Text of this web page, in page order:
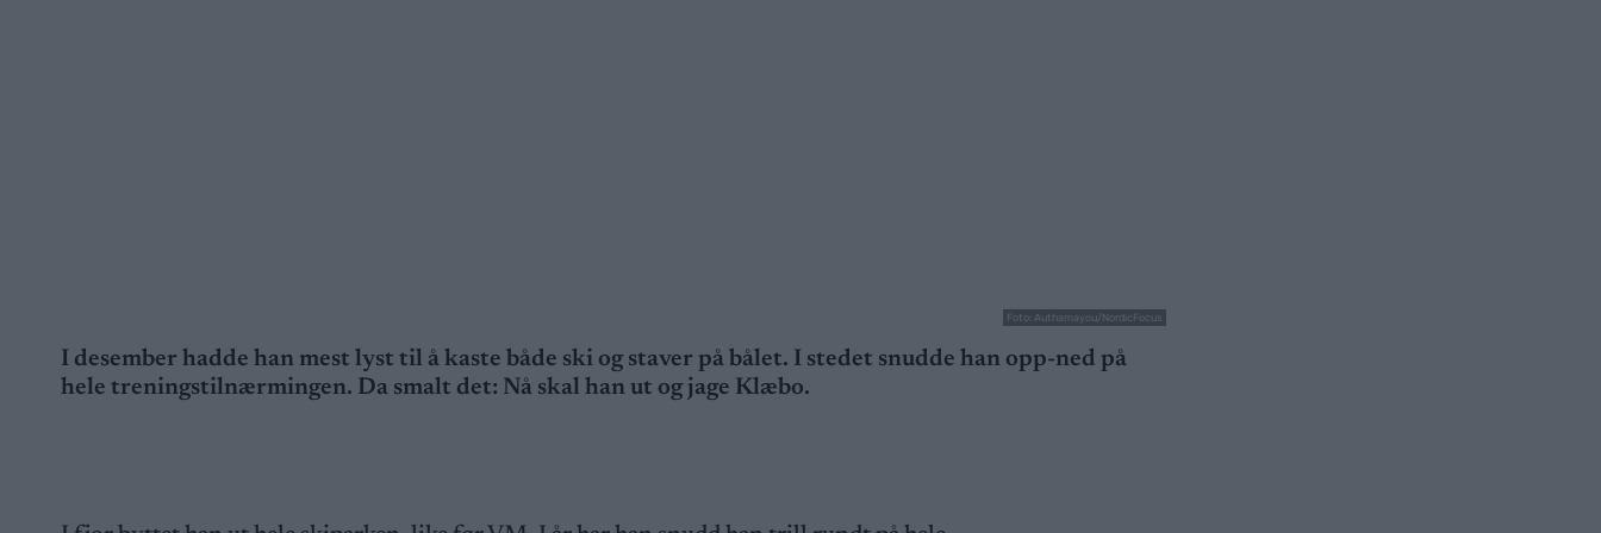
Foto: Authamayou/NordicFocus
I desember hadde han mest lyst til å kaste både ski og staver på bålet. I stedet snudde han opp-ned på
hele treningstilnærmingen. Da smalt det: Nå skal han ut og jage Klæbo.